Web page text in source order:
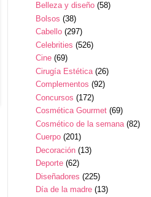
Belleza y diseño (58)
Bolsos (38)
Cabello (297)
Celebrities (526)
Cine (69)
Cirugía Estética (26)
Complementos (92)
Concursos (172)
Cosmética Gourmet (69)
Cosmético de la semana (82)
Cuerpo (201)
Decoración (13)
Deporte (62)
Diseñadores (225)
Día de la madre (13)